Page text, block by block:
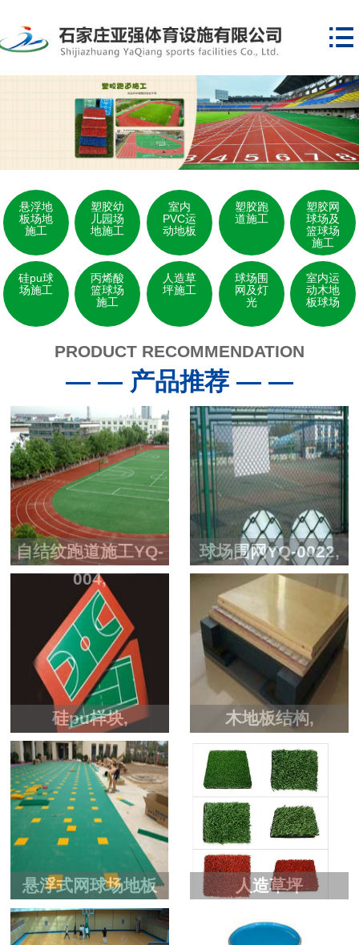

悬浮地
板场地
施工
塑胶幼
儿园场
地施工
室内
PVC运
动地板
塑胶跑
道施工
塑胶网
球场及
篮球场
施工
硅pu球
场施工
丙烯酸
篮球场
施工
人造草
坪施工
球场围
网及灯
光
室内运
动木地
板球场
PRODUCT RECOMMENDATION
— — 产品推荐 — —
自结纹跑道施工YQ-
004,
球场围网YQ-0022,
硅pu样块, 木地板结构,
悬浮式网球场地板 人造草坪